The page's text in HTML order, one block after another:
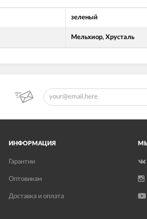
зеленый
Мельхиор, Хрусталь
ИНФОРМАЦИЯ
Гарантии
Оптовикам
Доставка и оплата